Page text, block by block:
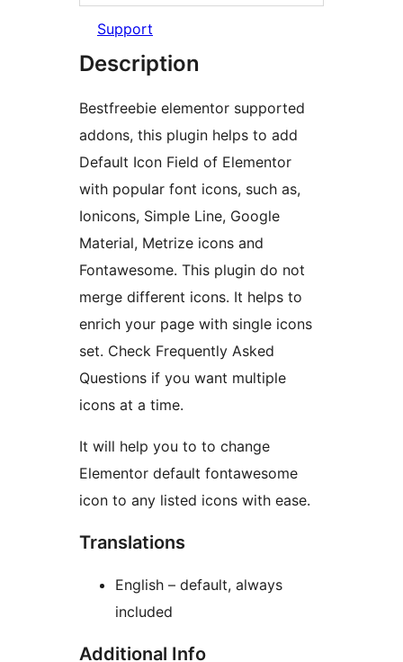
Support
Description
Bestfreebie elementor supported
addons, this plugin helps to add
Default Icon Field of Elementor
with popular font icons, such as,
Ionicons, Simple Line, Google
Material, Metrize icons and
Fontawesome. This plugin do not
merge different icons. It helps to
enrich your page with single icons
set. Check Frequently Asked
Questions if you want multiple
icons at a time.
It will help you to to change
Elementor default fontawesome
icon to any listed icons with ease.
Translations
English – default, always
included
Additional Info